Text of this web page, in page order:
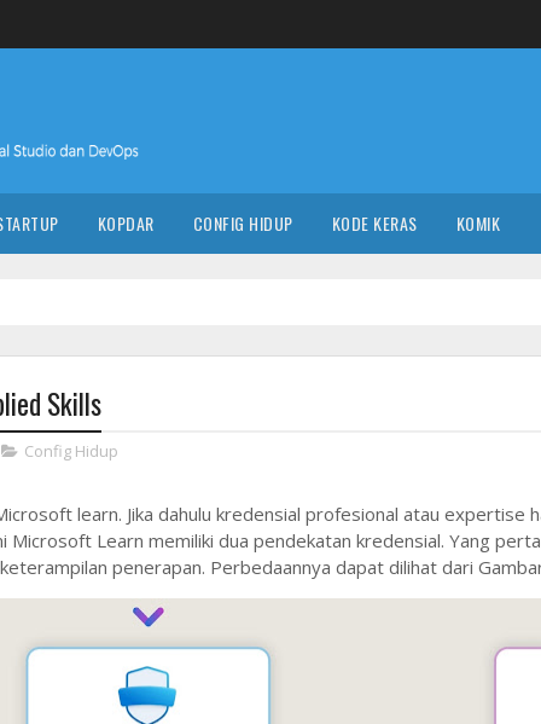
KOPDAR CONFIG HIDUP KODE KERAS KOMIK
Skills
Config Hidup
learn. Jika dahulu kredensial profesional atau expertise
Microsoft Learn memiliki dua pendekatan kredensial. Yang
penerapan. Perbedaannya dapat dilihat dari